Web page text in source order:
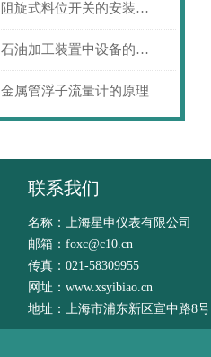
阻旋式料位开关的安装注意事项
石油加工装置中设备的硫腐蚀与防护
金属管浮子流量计的原理
联系我们
名称：上海星申仪表有限公司
邮箱：foxc@c10.cn
传真：021-58309955
网址：www.xsyibiao.cn
地址：上海市浦东新区宣中路8号